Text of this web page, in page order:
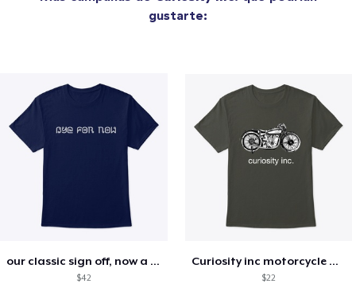
gustarte:
our classic sign off, now a motto!
$42
Curiosity inc motorcycle merchandise
$22